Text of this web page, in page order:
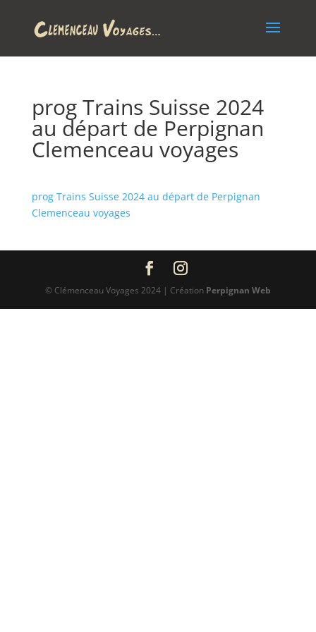
prog Trains Suisse 2024
au départ de Perpignan
Clemenceau voyages
prog Trains Suisse 2024 au départ de Perpignan
Clemenceau voyages
© Clémenceau Voyages 2024 | Création Perpignan Web